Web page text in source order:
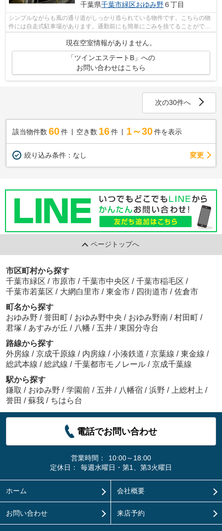
千葉県千葉市緑区おゆみ野６丁目
シンプルながらも風の通り道がしっかり造られている物件です。こちらの物
件には自走式駐車場があります。通勤前にも簡単にごみを捨てることができ
現在空室情報がありません。
「ツインエステートB」への
お問い合わせはこちら
次の30件へ
該当物件数 60件 空き数 16 件 1～30 件を表示
絞り込み条件： なし 変更
ページトップへ
市区町村から探す
千葉市緑区 / 市原市 / 千葉市中央区 / 千葉市稲毛区 /
千葉市若葉区 / 大網白里市 / 東金市 / 四街道市 / 佐倉市
町名から探す
おゆみ野 / 誉田町 / おゆみ野中央 / おゆみ野南 / 村田町 /
君塚 / あすみが丘 / 八幡 / 五井 / 東国分寺台
路線から探す
外房線 / 京成千原線 / 内房線 / 小湊鉄道 / 京葉線 / 東金線 /
総武本線 / 総武線 / 千葉都市モノレール / 京成千葉線
駅から探す
鎌取 / おゆみ野 / 学園前 / 五井 / 八幡宿 / 浜野 / 上総村上 /
誉田 / 蘇我 / ちはら台
電話でお問い合わせ
営業時間：
10:00～18:00
定休日：
毎週水曜日・第1、第3火曜日
ホーム 会社概要
お問い合わせ 来店予約